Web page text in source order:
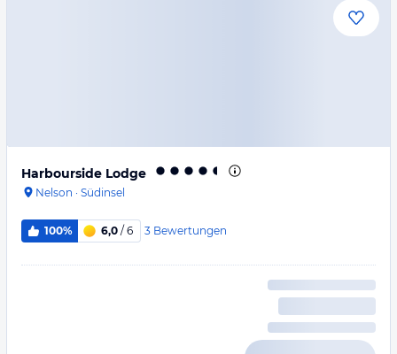
Harbourside Lodge
Nelson · Südinsel
100% 6,0 / 6 3 Bewertungen